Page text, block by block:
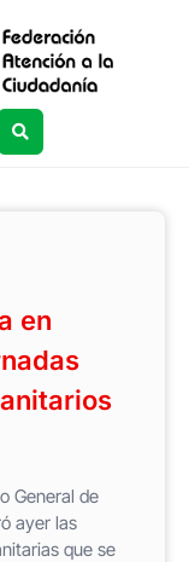
en
General de
ayer las
que se